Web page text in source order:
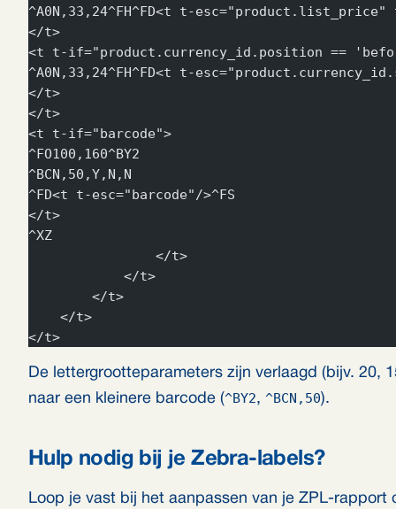
^A0N,33,24^FH^FD<t t-
</t>
<t t-if="product.currency_id.position ==
^A0N,33,24^FH^FD<t t-
</t>
</t>
<t t-if="barcode">
^FO100,160^BY2
^BCN,50,Y,N,N
^FD<t t-esc="barcode"/>^FS
</t>
^XZ
                </t>
            </t>
        </t>
    </t>
</t>
De lettergrootteparameters zijn verlaagd (bijv. 20,
naar een kleinere barcode (^BY2, ^BCN,50).
Hulp nodig bij je Zebra-labels?
Loop je vast bij het aanpassen van je ZPL-